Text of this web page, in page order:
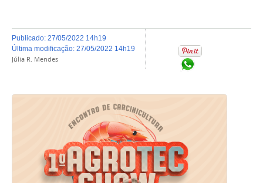
publicado: 27/05/2022 14h19
última modificação: 27/05/2022 14h19
Júlia R. Mendes